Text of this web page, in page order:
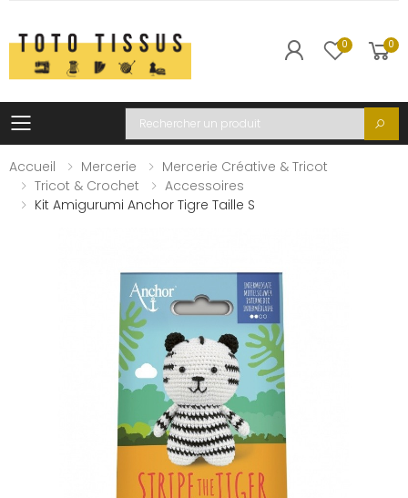
0 0
Toggle mobile menu
Recherche
Accueil
Mercerie
Mercerie Créative & Tricot
Tricot & Crochet
Accessoires
Kit Amigurumi Anchor Tigre Taille S